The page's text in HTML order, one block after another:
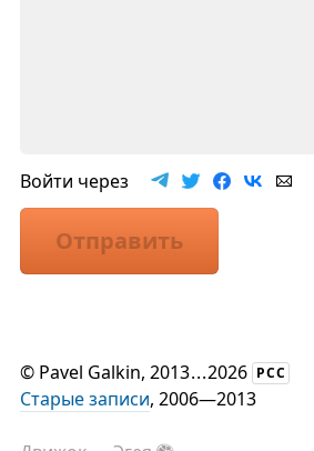
Войти через
Отправить
© Pavel Galkin, 2013...2026 РСС
Старые записи, 2006—2013